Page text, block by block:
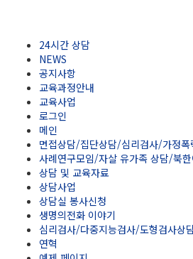
24시간 상담
NEWS
공지사항
교육과정안내
교육사업
로그인
메인
면접상담/집단상담/심리검사/가정
사례연구모임/자살 유가족 상담/북
상담 및 교육자료
상담사업
상담실 봉사신청
생명의전화 이야기
심리검사/다중지능검사/도형검사상
연혁